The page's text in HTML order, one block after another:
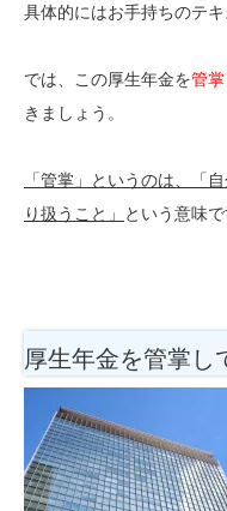
具体的にはお手持ちのテ
では、この厚生年金を管掌
きましょう。
「管掌」というのは、「
り扱うこと」
という意味
厚生年金を管掌し